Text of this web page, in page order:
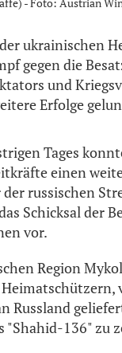
- Foto: Austrian
ukrainischen
gegen die
und
Erfolge
Tages
einen
russischen
Schicksal der
vor.
Region
Russland
"Shahid-136" zu